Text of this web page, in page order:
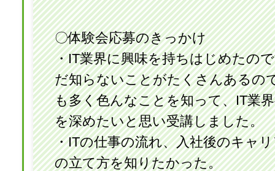
〇体験会応募のきっかけ
・IT業界に興味を持ちはじめたの
だ知らないことがたくさんあるの
も多く色んなことを知って、IT業
を深めたいと思い受講しました。
・ITの仕事の流れ、入社後のキャ
の立て方を知りたかった。